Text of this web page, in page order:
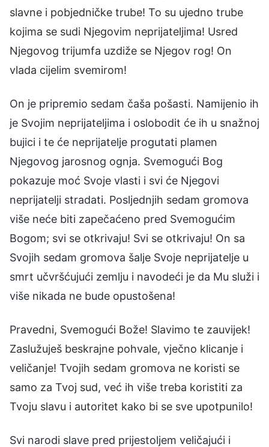
slavne i pobjedničke trube! To su ujedno trube
kojima se sudi Njegovim neprijateljima! Usred
Njegovog trijumfa uzdiže se Njegov rog! On
vlada cijelim svemirom!
On je pripremio sedam čaša pošasti. Namijenio ih
je Svojim neprijateljima i oslobodit će ih u snažnoj
bujici i te će neprijatelje progutati plamen
Njegovog jarosnog ognja. Svemogući Bog
pokazuje moć Svoje vlasti i svi će Njegovi
neprijatelji stradati. Posljednjih sedam gromova
više neće biti zapečaćeno pred Svemogućim
Bogom; svi se otkrivaju! Svi se otkrivaju! On sa
Svojih sedam gromova šalje Svoje neprijatelje u
smrt učvršćujući zemlju i navodeći je da Mu služi i
više nikada ne bude opustošena!
Pravedni, Svemogući Bože! Slavimo te zauvijek!
Zaslužuješ beskrajne pohvale, vječno klicanje i
veličanje! Tvojih sedam gromova ne koristi se
samo za Tvoj sud, već ih više treba koristiti za
Tvoju slavu i autoritet kako bi se sve upotpunilo!
Svi narodi slave pred prijestoljem veličajući i